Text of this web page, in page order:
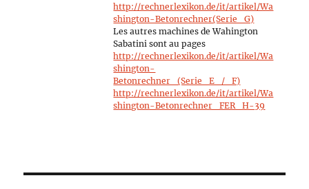
http://rechnerlexikon.de/it/artikel/Wa
shington-Betonrechner(Serie_G)
Les autres machines de Wahington
Sabatini sont au pages
http://rechnerlexikon.de/it/artikel/Wa
shington-
Betonrechner_(Serie_E_/_F)
http://rechnerlexikon.de/it/artikel/Wa
shington-Betonrechner_FER_H-39